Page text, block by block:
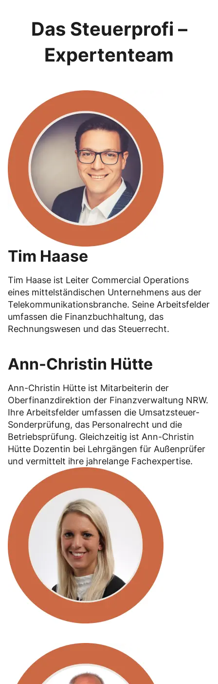
Das Steuerprofi –
Expertenteam
Tim Haase
Tim Haase ist Leiter Commercial Operations
eines mittelständischen Unternehmens aus der
Telekommunikationsbranche. Seine Arbeitsfelder
umfassen die Finanzbuchhaltung, das
Rechnungswesen und das Steuerrecht.
Ann-Christin Hütte
Ann-Christin Hütte ist Mitarbeiterin der
Oberfinanzdirektion der Finanzverwaltung NRW.
Ihre Arbeitsfelder umfassen die Umsatzsteuer-
Sonderprüfung, das Personalrecht und die
Betriebsprüfung. Gleichzeitig ist Ann-Christin
Hütte Dozentin bei Lehrgängen für Außenprüfer
und vermittelt ihre jahrelange Fachexpertise.